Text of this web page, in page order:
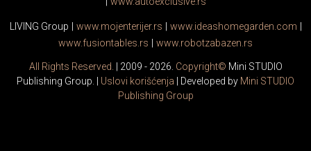
LIVING Group www. mojenterijer.rs www. ideashomegarden.com
www. fusiontables .rs www. robotzabazen .rs
All Rights Reserved. | 2009 - 2026. Copyright© Mini STUDIO
Publishing Group. | Uslovi korišćenja | Developed by Mini STUDIO
Publishing Group